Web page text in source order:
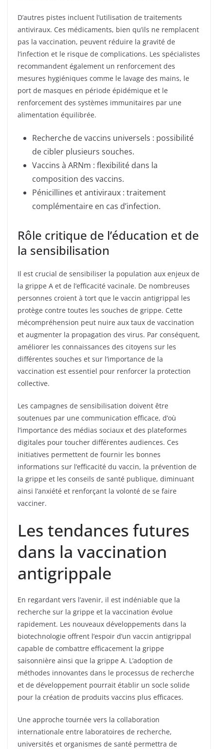
D’autres pistes incluent l’utilisation de traitements
antiviraux. Ces médicaments, bien qu’ils ne remplacent
pas la vaccination, peuvent réduire la gravité de
l’infection et le risque de complications. Les spécialistes
recommandent également un renforcement des
mesures hygiéniques comme le lavage des mains, le
port de masques en période épidémique et le
renforcement des systèmes immunitaires par une
alimentation équilibrée.
Recherche de vaccins universels : possibilité
de cibler plusieurs souches.
Vaccins à ARNm : flexibilité dans la
composition des vaccins.
Pénicillines et antiviraux : traitement
complémentaire en cas d’infection.
Rôle critique de l’éducation et de
la sensibilisation
Il est crucial de sensibiliser la population aux enjeux de
la grippe A et de l’efficacité vacinale. De nombreuses
personnes croient à tort que le vaccin antigrippal les
protège contre toutes les souches de grippe. Cette
mécompréhension peut nuire aux taux de vaccination
et augmenter la propagation des virus. Par conséquent,
améliorer les connaissances des citoyens sur les
différentes souches et sur l’importance de la
vaccination est essentiel pour renforcer la protection
collective.
Les campagnes de sensibilisation doivent être
soutenues par une communication efficace, d’où
l’importance des médias sociaux et des plateformes
digitales pour toucher différentes audiences. Ces
initiatives permettent de fournir les bonnes
informations sur l’efficacité du vaccin, la prévention de
la grippe et les conseils de santé publique, diminuant
ainsi l’anxiété et renforçant la volonté de se faire
vacciner.
Les tendances futures
dans la vaccination
antigrippale
En regardant vers l’avenir, il est indéniable que la
recherche sur la grippe et la vaccination évolue
rapidement. Les nouveaux développements dans la
biotechnologie offrent l’espoir d’un vaccin antigrippal
capable de combattre efficacement la grippe
saisonnière ainsi que la grippe A. L’adoption de
méthodes innovantes dans le processus de recherche
et de développement pourrait établir un socle solide
pour la création de produits vaccins plus efficaces.
Une approche tournée vers la collaboration
internationale entre laboratoires de recherche,
universités et organismes de santé permettra de